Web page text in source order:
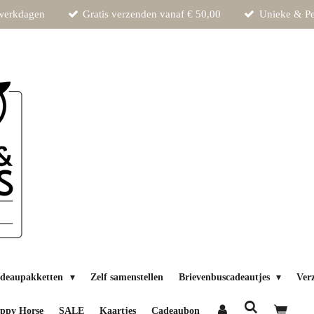
Gratis verzenden vanaf € 50,00 Unieke &
Zelf samenstellen Brievenbuscadeautjes
Horse SALE Kaartjes Cadeaubon